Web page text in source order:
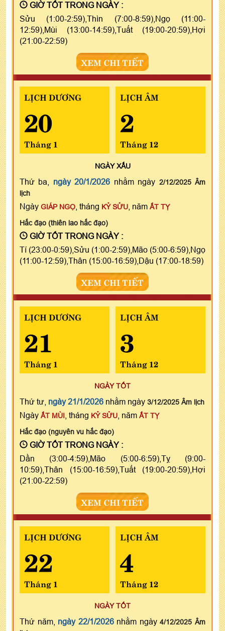
GIỜ TỐT TRONG NGÀY :
Sửu (1:00-2:59),Thìn (7:00-8:59),Ngọ (11:00-
12:59),Mùi (13:00-14:59),Tuất (19:00-20:59),Hợi
(21:00-22:59)
XEM CHI TIẾT
LỊCH DƯƠNG
20
Tháng 1
LỊCH ÂM
2
Tháng 12
NGÀYXẤU
Thứ ba, ngày 20/1/2026 nhằm ngày 2/12/2025 Âm
lịch
Ngày GIÁP NGỌ , tháng KỶ SỬU , năm ẤT TỴ
Hắc đạo (thiên lao hắc đạo)
GIỜ TỐT TRONG NGÀY :
Tí (23:00-0:59),Sửu (1:00-2:59),Mão (5:00-6:59),Ngọ
(11:00-12:59),Thân (15:00-16:59),Dậu (17:00-18:59)
XEM CHI TIẾT
LỊCH DƯƠNG
21
Tháng 1
LỊCH ÂM
3
Tháng 12
NGÀY TỐT
Thứ tư, ngày 21/1/2026 nhằm ngày 3/12/2025 Âm lịch
Ngày ẤT MÙI , tháng KỶ SỬU , năm ẤT TỴ
Hắc đạo (nguyên vu hắc đạo)
GIỜ TỐT TRONG NGÀY :
Dần (3:00-4:59),Mão (5:00-6:59),Tỵ (9:00-
10:59),Thân (15:00-16:59),Tuất (19:00-20:59),Hợi
(21:00-22:59)
XEM CHI TIẾT
LỊCH DƯƠNG
22
Tháng 1
LỊCH ÂM
4
Tháng 12
NGÀY TỐT
Thứ năm, ngày 22/1/2026nhằm ngày4/12/2025 Âm